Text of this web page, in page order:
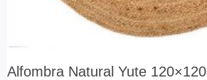
Alfombra Natural Yute 120×120